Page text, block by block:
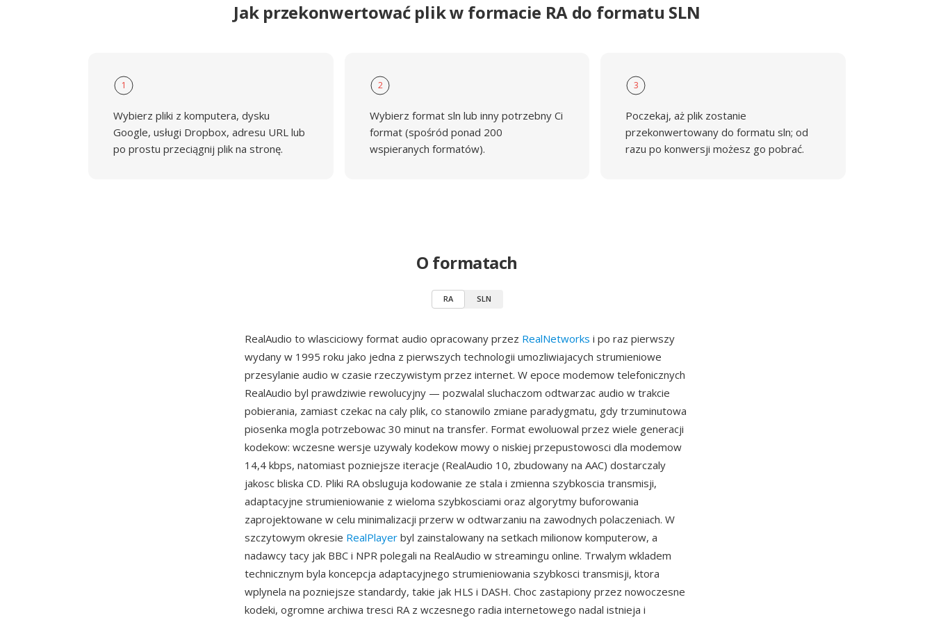
Jak przekonwertować plik w formacie RA do formatu SLN
1
Wybierz pliki z komputera, dysku
Google, usługi Dropbox, adresu URL lub
po prostu przeciągnij plik na stronę.
2
Wybierz format sln lub inny potrzebny Ci
format (spośród ponad 200
wspieranych formatów).
3
Poczekaj, aż plik zostanie
przekonwertowany do formatu sln; od
razu po konwersji możesz go pobrać.
O formatach
RA SLN
RealAudio to wlasciciowy format audio opracowany przez RealNetworks i po raz pierwszy
wydany w 1995 roku jako jedna z pierwszych technologii umozliwiajacych strumieniowe
przesylanie audio w czasie rzeczywistym przez internet. W epoce modemow telefonicznych
RealAudio byl prawdziwie rewolucyjny — pozwalal sluchaczom odtwarzac audio w trakcie
pobierania, zamiast czekac na caly plik, co stanowilo zmiane paradygmatu, gdy trzuminutowa
piosenka mogla potrzebowac 30 minut na transfer. Format ewoluowal przez wiele generacji
kodekow: wczesne wersje uzywaly kodekow mowy o niskiej przepustowosci dla modemow
14,4 kbps, natomiast pozniejsze iteracje (RealAudio 10, zbudowany na AAC) dostarczaly
jakosc bliska CD. Pliki RA obsluguja kodowanie ze stala i zmienna szybkoscia transmisji,
adaptacyjne strumieniowanie z wieloma szybkosciami oraz algorytmy buforowania
zaprojektowane w celu minimalizacji przerw w odtwarzaniu na zawodnych polaczeniach. W
szczytowym okresie RealPlayer byl zainstalowany na setkach milionow komputerow, a
nadawcy tacy jak BBC i NPR polegali na RealAudio w streamingu online. Trwalym wkladem
technicznym byla koncepcja adaptacyjnego strumieniowania szybkosci transmisji, ktora
wplynela na pozniejsze standardy, takie jak HLS i DASH. Choc zastapiony przez nowoczesne
kodeki, ogromne archiwa tresci RA z wczesnego radia internetowego nadal istnieja i